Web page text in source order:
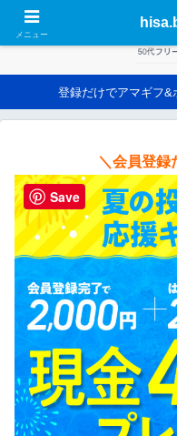
登録だけでアマギフ&
＼会員登録
メニュー
Save